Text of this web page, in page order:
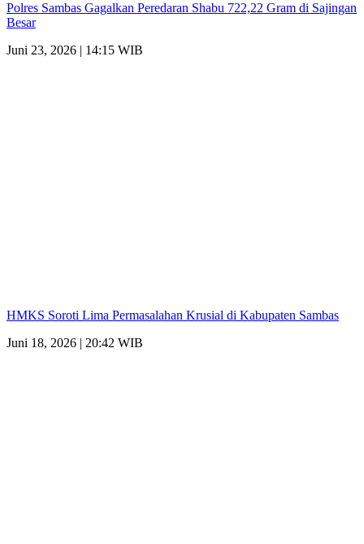
Polres Sambas Gagalkan Peredaran Shabu 722,22 Gram di Sajingan
Besar
Juni 23, 2026 | 14:15 WIB
HMKS Soroti Lima Permasalahan Krusial di Kabupaten Sambas
Juni 18, 2026 | 20:42 WIB